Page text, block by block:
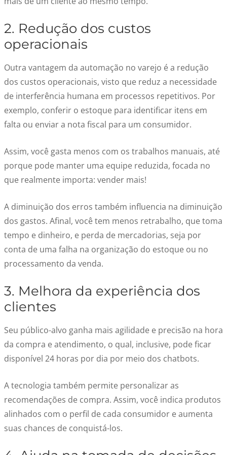
2. Redução dos custos
operacionais
Outra vantagem da automação no varejo é a redução
dos custos operacionais, visto que reduz a necessidade
de interferência humana em processos repetitivos. Por
exemplo, conferir o estoque para identificar itens em
falta ou enviar a nota fiscal para um consumidor.
Assim, você gasta menos com os trabalhos manuais, até
porque pode manter uma equipe reduzida, focada no
que realmente importa: vender mais!
A diminuição dos erros também influencia na diminuição
dos gastos. Afinal, você tem menos retrabalho, que toma
tempo e dinheiro, e perda de mercadorias, seja por
conta de uma falha na organização do estoque ou no
processamento da venda.
3. Melhora da experiência dos
clientes
Seu público-alvo ganha mais agilidade e precisão na hora
da compra e atendimento, o qual, inclusive, pode ficar
disponível 24 horas por dia por meio dos chatbots.
A tecnologia também permite personalizar as
recomendações de compra. Assim, você indica produtos
alinhados com o perfil de cada consumidor e aumenta
suas chances de conquistá-los.